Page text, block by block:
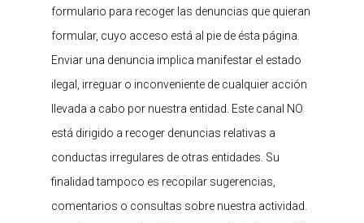
formulario para recoger las denuncias que quieran
formular, cuyo acceso está al pie de ésta página.
Enviar una denuncia implica manifestar el estado
ilegal, irreguar o inconveniente de cualquier acción
llevada a cabo por nuestra entidad. Este canal NO
está dirigido a recoger denuncias relativas a
conductas irregulares de otras entidades. Su
finalidad tampoco es recopilar sugerencias,
comentarios o consultas sobre nuestra actividad.